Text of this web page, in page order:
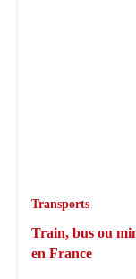
Transports
Train, bus ou
en France